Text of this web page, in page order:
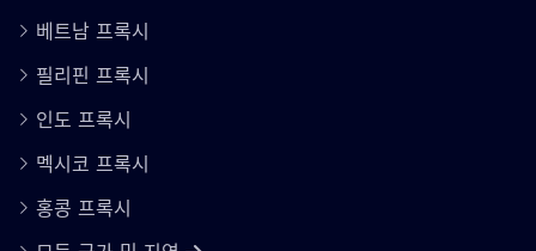
베트남 프록시
필리핀 프록시
인도 프록시
멕시코 프록시
홍콩 프록시